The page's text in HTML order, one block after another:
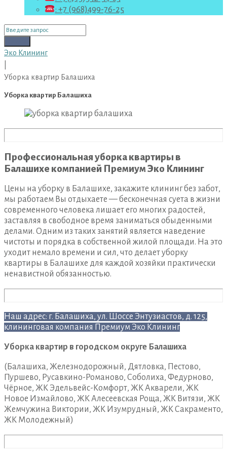
: +7 (968)499-76-25
Поиск
для:
Эко Клининг
Уборка квартир Балашиха
Уборка квартир Балашиха
Профессиональная уборка квартиры в
Балашихе компанией Премиум Эко Клининг
Цены на уборку в Балашихе, закажите клининг без забот,
мы работаем Вы отдыхаете — бесконечная суета в жизни
современного человека лишает его многих радостей,
заставляя в свободное время заниматься обыденными
делами. Одним из таких занятий является наведение
чистоты и порядка в собственной жилой площади. На это
уходит немало времени и сил, что делает уборку
квартиры в Балашихе для каждой хозяйки практически
ненавистной обязанностью.
Наш адрес: г. Балашиха, ул. Шоссе Энтузиастов, д. 125,
клининговая компания Премиум Эко Клининг
Уборка квартир в городском округе Балашиха
(Балашиха, Железнодорожный, Дятловка, Пестово,
Пуршево, Русавкино-Романово, Соболиха, Федурново,
Чёрное, ЖК Эдельвейс-Комфорт, ЖК Акварели, ЖК
Новое Измайлово, ЖК Алесеевская Роща, ЖК Витязи, ЖК
Жемчужина Виктории, ЖК Изумрудный, ЖК Сакраменто,
ЖК Молодежный)